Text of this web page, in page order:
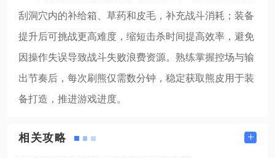
刮洞穴内的补给箱、草药和皮毛，补充战斗消耗；装备
提升后可挑战更高难度，缩短击杀时间提高效率，避免
因操作失误导致战斗失败浪费资源。熟练掌握控场与输
出节奏后，每次刷熊仅需数分钟，稳定获取熊皮用于装
备打造，推进游戏进度。
相关攻略 +